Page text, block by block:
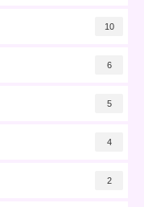
10
6
5
4
2